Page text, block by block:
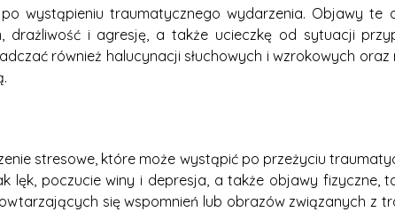
wystąpieniu traumatycznego wydarzenia. Objawy te
drażliwość i agresję, a także ucieczkę od sytuacji
również halucynacji słuchowych i wzrokowych
stresowe, które może wystąpić po przeżyciu
lęk, poczucie winy i depresja, a także objawy fizyczne,
się wspomnień lub obrazów związanych z